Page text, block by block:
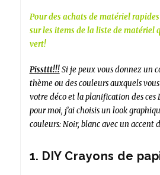
Pour des achats de matériel
sur les items de la liste de matériel
vert!
Pissttt!!!Si je peux vous donnez un
thème ou des couleurs auxquels
votre déco et la planification des ces
pour moi, j’ai choisis un look
couleurs: Noir, blanc avec un accent
1. DIY Crayons de